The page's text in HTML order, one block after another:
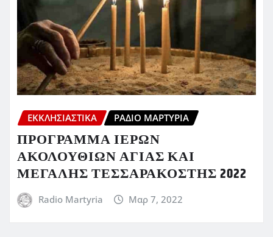
ΕΚΚΛΗΣΙΑΣΤΙΚΆ ΡΆΔΙΟ ΜΑΡΤΥΡΊΑ
ΠΡΟΓΡΑΜΜΑ ΙΕΡΩΝ
ΑΚΟΛΟΥΘΙΩΝ ΑΓΙΑΣ ΚΑΙ
ΜΕΓΑΛΗΣ ΤΕΣΣΑΡΑΚΟΣΤΗΣ 2022
Radio Martyria Μαρ 7, 2022